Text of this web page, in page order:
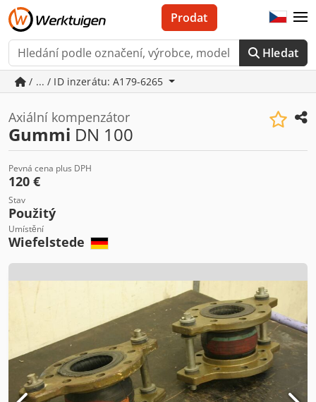
Hledat
Prodat
/ ... / ID inzerátu: A179-6265
Axiální kompenzátor
Gummi DN 100
Pevná cena plus DPH
120 €
Stav
Použitý
Umístění
Wiefelstede